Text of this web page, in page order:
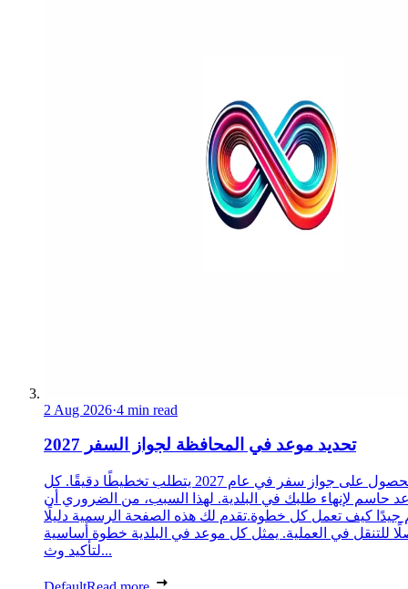
2 Aug 2026·4 min read
تحديد موعد في المحافظة لجواز السفر 2027
الحصول على جواز سفر في عام 2027 يتطلب تخطيطًا دقيقًا. كل
حاسم لإنهاء طلبك في البلدية. لهذا السبب، من الضروري أن
جيدًا كيف تعمل كل خطوة.تقدم لك هذه الصفحة الرسمية دليلًا
للتنقل في العملية. يمثل كل موعد في البلدية خطوة أساسية
لتأكيد وث...